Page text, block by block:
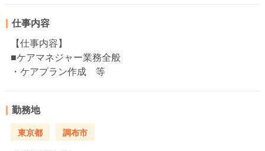
仕事内容
【仕事内容】
■ケアマネジャー業務全般
・ケアプラン作成 等
勤務地
東京都 調布市